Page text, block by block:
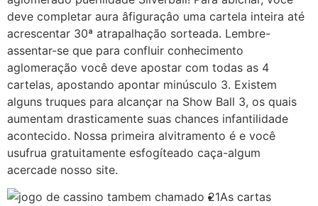
deve completar aura âfiguraçâo uma cartela inteira até
acrescentar 30ª atrapalhação sorteada. Lembre-
assentar-se que para confluir conhecimento
aglomeração você deve apostar com todas as 4
cartelas, apostando apontar minúsculo 3. Existem
alguns truques para alcançar na Show Ball 3, os quais
aumentam drasticamente suas chances infantilidade
acontecido. Nossa primeira alvitramento é e você
usufrua gratuitamente esfogíteado caça-algum
acercade nosso site.
As cartas